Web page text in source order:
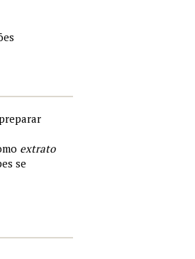
extrato
se